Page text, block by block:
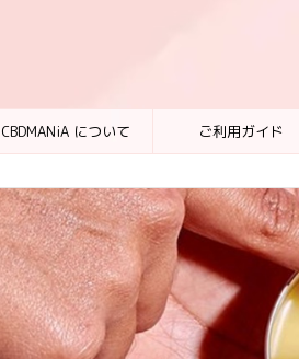
CBDMANiA について ご利用ガイド